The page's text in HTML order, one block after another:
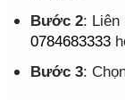
Bước 2: Liên
0784683333
Bước 3: